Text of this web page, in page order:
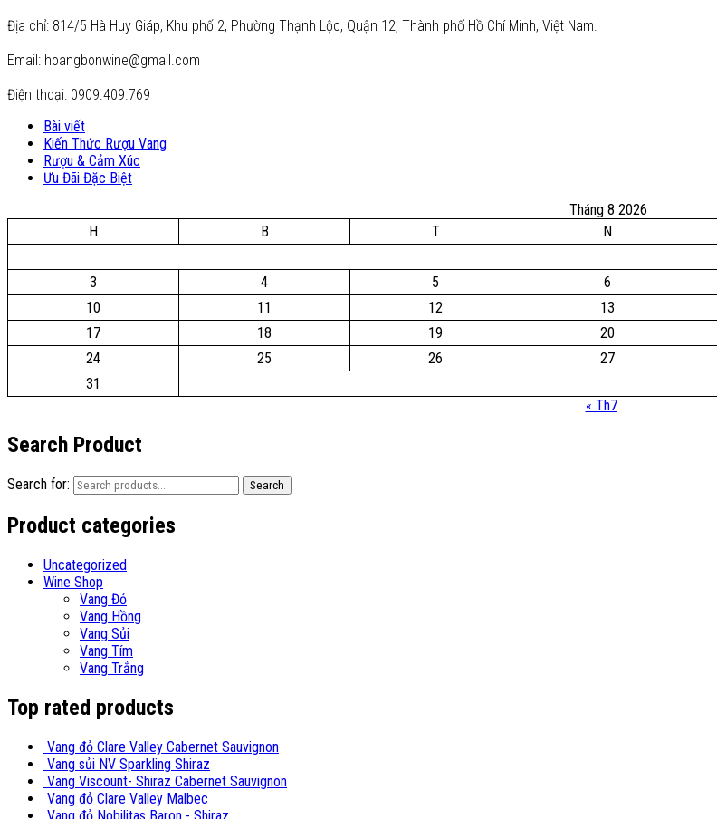
Địa chỉ: 814/5 Hà Huy Giáp, Khu phố 2, Phường Thạnh Lộc, Quận 12, Thành phố Hồ Chí Minh, Việt Nam.
Email: hoangbonwine@gmail.com
Điện thoại: 0909.409.769
Bài viết
Kiến Thức Rượu Vang
Rượu & Cảm Xúc
Ưu Đãi Đặc Biệt
Tháng 8 2026
H
B T N
3
4 5 6
10
11 12 13
17
18 19 20
24
25 26 27
31
« Th7
Search Product
Search for: Search
Product categories
Uncategorized
Wine Shop
Vang Đỏ
Vang Hồng
Vang Sủi
Vang Tím
Vang Trắng
Top rated products
Vang đỏ Clare Valley Cabernet Sauvignon
Vang sủi NV Sparkling Shiraz
Vang Viscount- Shiraz Cabernet Sauvignon
Vang đỏ Clare Valley Malbec